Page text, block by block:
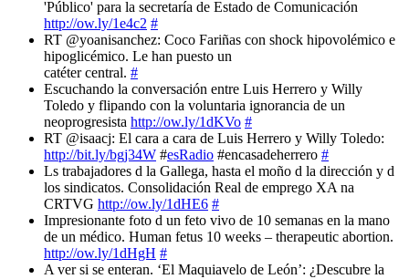
'Público' para la secretaría de Estado de Comunicación
http://ow.ly/1e4c2 #
RT @yoanisanchez: Coco Fariñas con shock hipovolémico e
hipoglicémico. Le han puesto un
catéter central. #
Escuchando la conversación entre Luis Herrero y Willy
Toledo y flipando con la voluntaria ignorancia de un
neoprogresista http://ow.ly/1dKVo #
RT @isaacj: El cara a cara de Luis Herrero y Willy Toledo:
http://bit.ly/bgj34W #esRadio #encasadeherrero #
Ls trabajadores d la Gallega, hasta el moño d la dirección y d
los sindicatos. Consolidación Real de emprego XA na
CRTVG http://ow.ly/1dHE6 #
Impresionante foto d un feto vivo de 10 semanas en la mano
de un médico. Human fetus 10 weeks – therapeutic abortion.
http://ow.ly/1dHgH #
A ver si se enteran. ‘El Maquiavelo de León’: ¿Descubre la